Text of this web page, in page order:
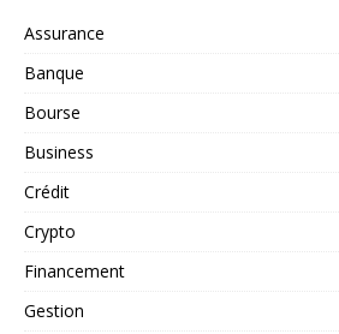
Assurance
Banque
Bourse
Business
Crédit
Crypto
Financement
Gestion